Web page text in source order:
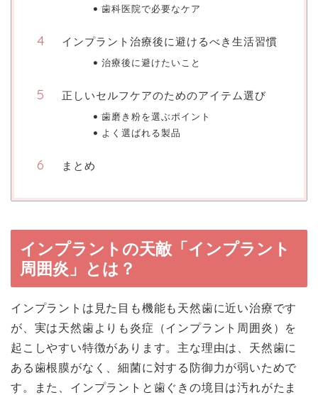
歯科医院で必要なケア
インプラント治療後に避けるべき生活習慣
治療後に避けたいこと
正しいセルフケアのためのアイテム選び
歯磨き粉を選ぶポイント
よく選ばれる製品
まとめ
インプラントの天敵「インプラント
周囲炎」とは？
インプラントは見た目も機能も天然歯に近い治療です
が、実は天然歯よりも炎症（インプラント周囲炎）を
起こしやすい特徴があります。主な理由は、天然歯に
ある歯根膜がなく、細菌に対する防御力が弱いためで
す。また、インプラントと歯ぐきの境目は汚れがたま